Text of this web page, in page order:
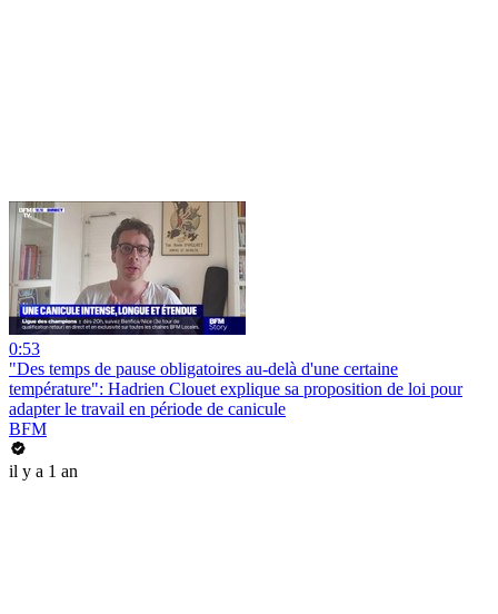
0:53
"Des temps de pause obligatoires au-delà d'une certaine
température": Hadrien Clouet explique sa proposition de loi pour
adapter le travail en période de canicule
BFM
il y a 1 an